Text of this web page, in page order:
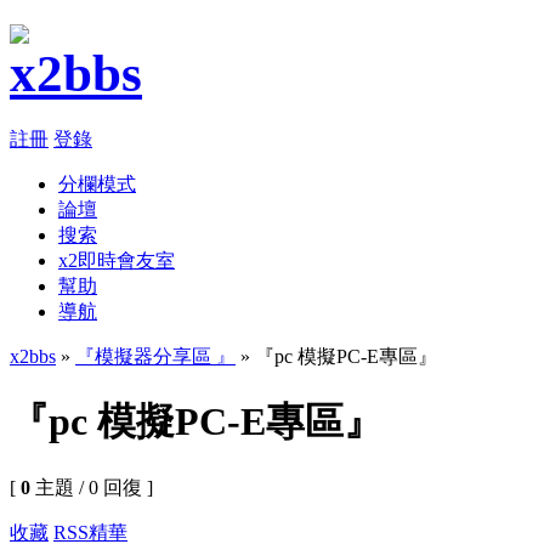
註冊 登錄
分欄模式
論壇
搜索
x2即時會友室
幫助
導航
x2bbs » 『模擬器分享區 』 » 『pc 模擬PC-E專區』
『pc 模擬PC-E專區』
[ 0 主題 / 0 回復 ]
收藏 RSS精華